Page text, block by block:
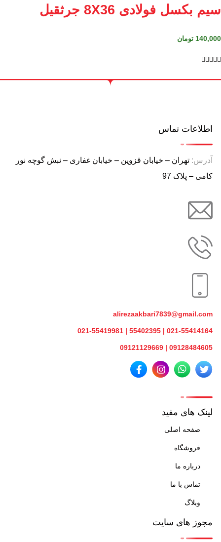
سیم بکسل فولادی 8X36 جرثقیل
140,000 تومان

اطلاعات تماس
آدرس: تهران – خیابان قزوین – خیابان غفاری – نبش گوچه نور
کامی – پلاک 97
alirezaakbari7839@gmail.com
021-55414164 | 55402395 | 021-55419981
09128484605 | 09121129669
لینک های مفید
صفحه اصلی
فروشگاه
درباره ما
تماس با ما
وبلاگ
مجوز های سایت